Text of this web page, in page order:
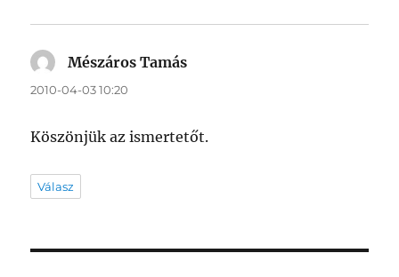
Mészáros Tamás
2010-04-03 10:20
Köszönjük az ismertetőt.
Válasz